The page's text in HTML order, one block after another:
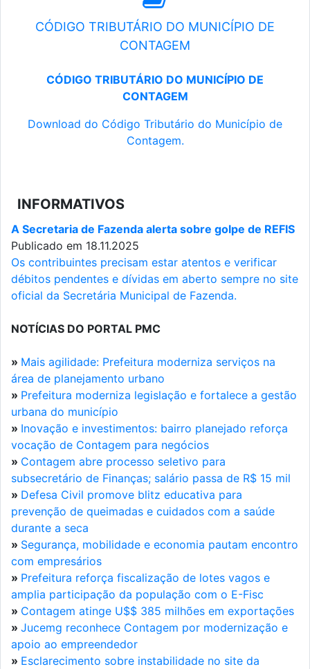
CÓDIGO TRIBUTÁRIO DO MUNICÍPIO DE
CONTAGEM
CÓDIGO TRIBUTÁRIO DO MUNICÍPIO DE
CONTAGEM
Download do Código Tributário do Município de
Contagem.
INFORMATIVOS
A Secretaria de Fazenda alerta sobre golpe de REFIS
Publicado em 18.11.2025
Os contribuintes precisam estar atentos e verificar
débitos pendentes e dívidas em aberto sempre no site
oficial da Secretária Municipal de Fazenda.
NOTÍCIAS DO PORTAL PMC
» Mais agilidade: Prefeitura moderniza serviços na
área de planejamento urbano
» Prefeitura moderniza legislação e fortalece a gestão
urbana do município
» Inovação e investimentos: bairro planejado reforça
vocação de Contagem para negócios
» Contagem abre processo seletivo para
subsecretário de Finanças; salário passa de R$ 15 mil
» Defesa Civil promove blitz educativa para
prevenção de queimadas e cuidados com a saúde
durante a seca
» Segurança, mobilidade e economia pautam encontro
com empresários
» Prefeitura reforça fiscalização de lotes vagos e
amplia participação da população com o E-Fisc
» Contagem atinge U$$ 385 milhões em exportações
» Jucemg reconhece Contagem por modernização e
apoio ao empreendedor
» Esclarecimento sobre instabilidade no site da